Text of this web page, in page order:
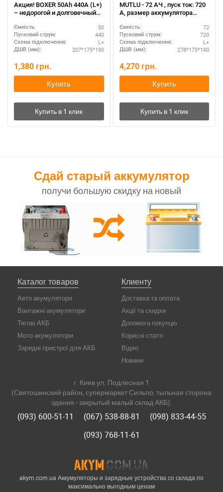
Акция! BOXER 50Ah 440A (L+)
– недорогой и долговечный
Ємність: 50
Пусковий струм: 440
Схема підключення: L+
ДШВ (мм): 207*175*190
1,380 грн.
Купить
MUTLU - 72 АЧ , пуск ток: 720
А, размер аккумулятора
Мутлу (Турция): 278 Х 175 Х
190 мм.
Ємність: 72
Пусковий струм: 720
Схема підключення: L+
ДШВ (мм): 278*175*190
4,270 грн.
Купить
Сдай старый аккумулятор
получи большую скидку на новый
akym.com.ua Аккумуляторы и зарядные устройства со склада по
максимально выгодным ценам
Каталог товаров
Авто акумулятори
Вантажні акумулятори
Тягові АКБ
Мото акумулятори
Зарядні пристрої для АКБ
Клиенту
Доставка та оплата
Акції та скидки
Допомога покупцю
Корисні статті
Відео
Новини
г. Киев ул. Подлесная 1
(Святошинский район, супермаркет Сильпо, тыльная сторона
здания - закрытый малый склад АКБ).
(093) 600-51-11 (067) 538-88-81
(098) 833-44-55
(093) 768-11-61